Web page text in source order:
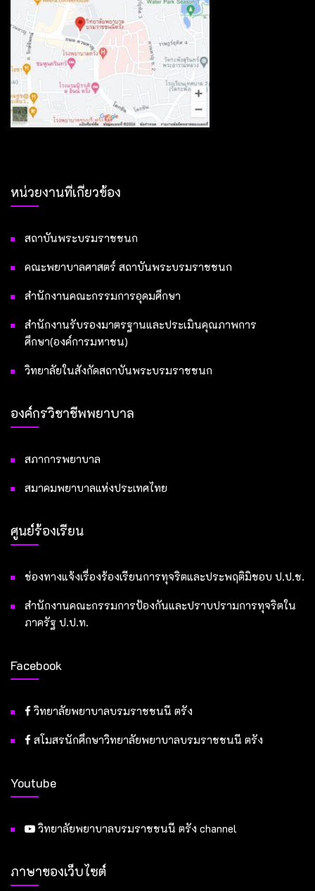
หน่วยงานที่เกี่ยวข้อง
สถาบันพระบรมราชชนก
คณะพยาบาลศาสตร์ สถาบันพระบรมราชชนก
สำนักงานคณะกรรมการอุดมศึกษา
สำนักงานรับรองมาตรฐานและประเมินคุณภาพการ
ศึกษา(องค์การมหาชน)
วิทยาลัยในสังกัดสถาบันพระบรมราชชนก
องค์กรวิชาชีพพยาบาล
สภาการพยาบาล
สมาคมพยาบาลแห่งประเทศไทย
ศูนย์ร้องเรียน
ช่องทางแจ้งเรื่องร้องเรียนการทุจริตและประพฤติมิชอบ ป.ป.ช.
สำนักงานคณะกรรมการป้องกันและปราบปรามการทุจริตใน
ภาครัฐ ป.ป.ท.
Facebook
วิทยาลัยพยาบาลบรมราชชนนี ตรัง
สโมสรนักศึกษาวิทยาลัยพยาบาลบรมราชชนนี ตรัง
Youtube
วิทยาลัยพยาบาลบรมราชชนนี ตรัง channel
ภาษาของเว็บไซต์